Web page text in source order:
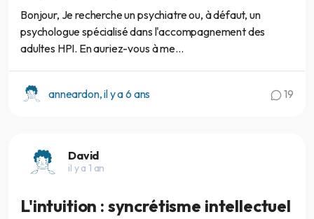
Bonjour, Je recherche un psychiatre ou, à défaut, un
psychologue spécialisé dans l'accompagnement des
adultes HPI. En auriez-vous à me...
anneardon, il y a 6 ans 19
David
il y a 1 an
L'intuition : syncrétisme intellectuel